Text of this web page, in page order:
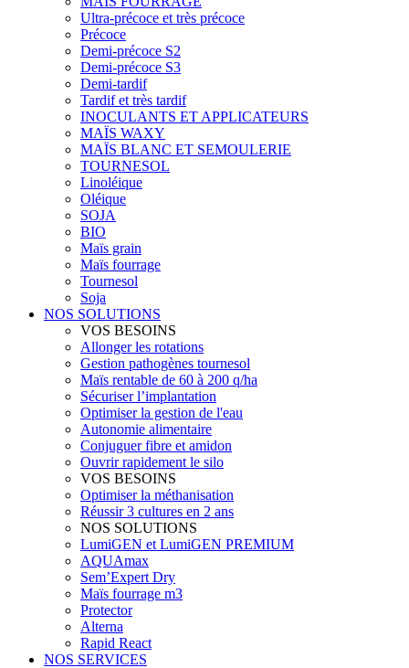
Ultra-précoce et très précoce
Précoce
Demi-précoce S2
Demi-précoce S3
Demi-tardif
Tardif et très tardif
INOCULANTS ET APPLICATEURS
MAÏS WAXY
MAÏS BLANC ET SEMOULERIE
TOURNESOL
Linoléique
Oléique
SOJA
BIO
Maïs grain
Maïs fourrage
Tournesol
Soja
NOS SOLUTIONS
VOS BESOINS
Allonger les rotations
Gestion pathogènes tournesol
Maïs rentable de 60 à 200 q/ha
Sécuriser l’implantation
Optimiser la gestion de l'eau
Autonomie alimentaire
Conjuguer fibre et amidon
Ouvrir rapidement le silo
VOS BESOINS
Optimiser la méthanisation
Réussir 3 cultures en 2 ans
NOS SOLUTIONS
LumiGEN et LumiGEN PREMIUM
AQUAmax
Sem’Expert Dry
Maïs fourrage m3
Protector
Alterna
Rapid React
NOS SERVICES